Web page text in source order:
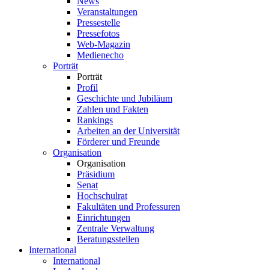
Veranstaltungen
Pressestelle
Pressefotos
Web-Magazin
Medienecho
Porträt
Porträt
Profil
Geschichte und Jubiläum
Zahlen und Fakten
Rankings
Arbeiten an der Universität
Förderer und Freunde
Organisation
Organisation
Präsidium
Senat
Hochschulrat
Fakultäten und Professuren
Einrichtungen
Zentrale Verwaltung
Beratungsstellen
International
International